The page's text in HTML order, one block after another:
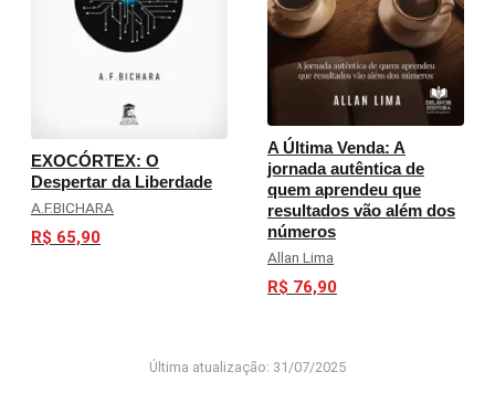
EXOCÓRTEX: O
Despertar da Liberdade
A.F.BICHARA
R$ 65,90
A Última Venda: A
jornada autêntica de
quem aprendeu que
resultados vão além dos
números
Allan Lima
R$ 76,90
Última atualização: 31/07/2025